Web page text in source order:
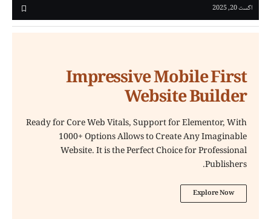
اگست 20, 2025
Impressive Mobile First
Website Builder
Ready for Core Web Vitals, Support for Elementor, With
1000+ Options Allows to Create Any Imaginable
Website. It is the Perfect Choice for Professional
Publishers.
Explore Now